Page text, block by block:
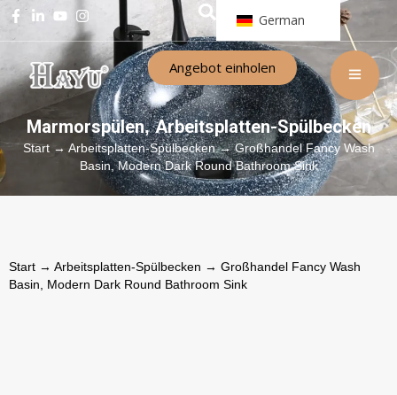
German
Angebot einholen
Marmorspülen,Arbeitsplatten-Spülbecken
Start→ Arbeitsplatten-Spülbecken→ Großhandel Fancy Wash
Basin, Modern Dark Round Bathroom Sink
Start → Arbeitsplatten-Spülbecken → Großhandel Fancy Wash
Basin, Modern Dark Round Bathroom Sink